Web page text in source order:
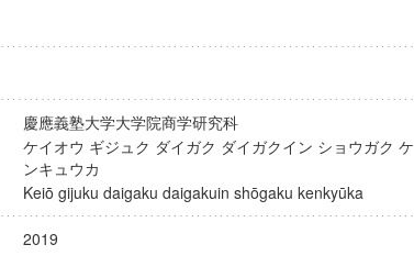
慶應義塾大学大学院商学研究科
ケイオウ ギジュク ダイガク ダイガクイン ショウガク ケ
ンキュウカ
Keiō gijuku daigaku daigakuin shōgaku kenkyūka
2019